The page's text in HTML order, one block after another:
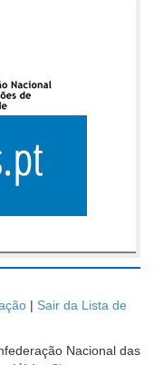
| Sair da Lista de
Nacional das